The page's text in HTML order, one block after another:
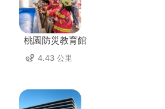
桃園防災教育館
4.43 公里